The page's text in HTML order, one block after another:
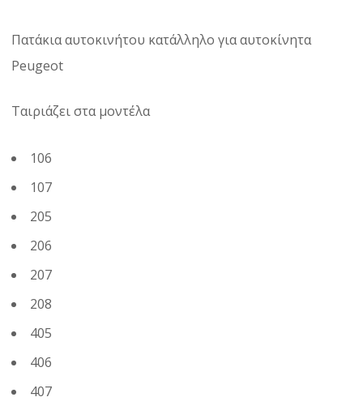
Πατάκια αυτοκινήτου κατάλληλο για αυτοκίνητα
Peugeot
Ταιριάζει στα μοντέλα
106
107
205
206
207
208
405
406
407